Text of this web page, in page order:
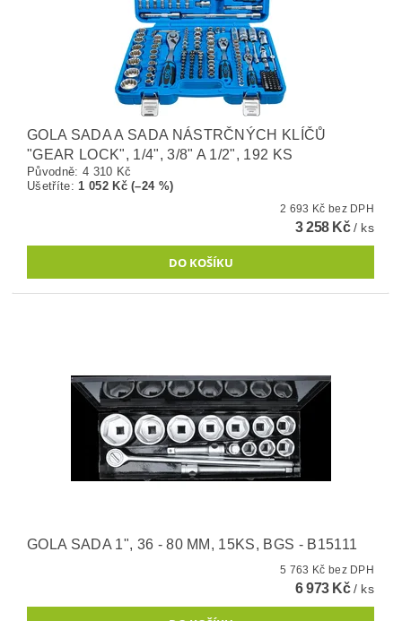
GOLA SADA A SADA NÁSTRČNÝCH KLÍČŮ
"GEAR LOCK", 1/4", 3/8" A 1/2", 192 KS
Původně: 4 310 Kč
Ušetříte:1 052 Kč (–24 %)
2 693 Kč bez DPH
3 258 Kč/ ks
GOLA SADA 1", 36 - 80 MM, 15KS, BGS - B15111
5 763 Kč bez DPH
6 973 Kč/ ks